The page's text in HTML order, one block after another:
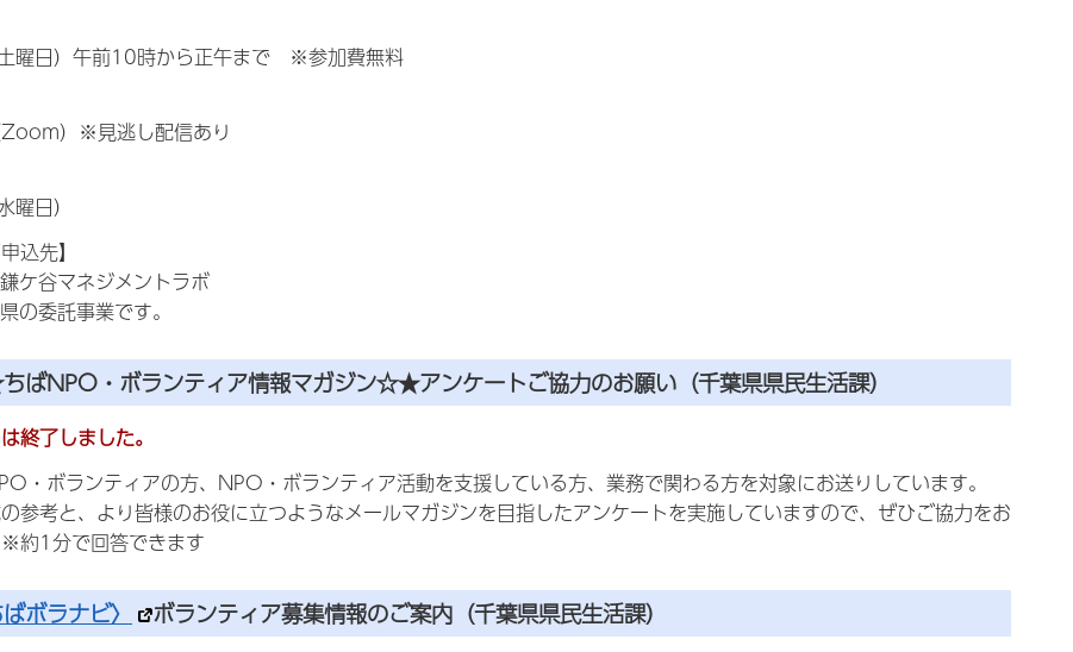
曜日）午前10時から正午まで ※参加費無料
）※見逃し配信あり
日）
込先】
ケ谷マネジメントラボ
委託事業です。
ばNPO・ボランティア情報マガジン☆★アンケートご協力のお願い（千葉県県民生活課）
終了しました。
・ボランティアの方、NPO・ボランティア活動を支援している方、業務で関わる方を対象にお送りしています。
参考と、より皆様のお役に立つようなメールマガジンを目指したアンケートを実施していますので、ぜひご協力をお
1分で回答できます
ばボラナビ〉 ボランティア募集情報のご案内（千葉県県民生活課）